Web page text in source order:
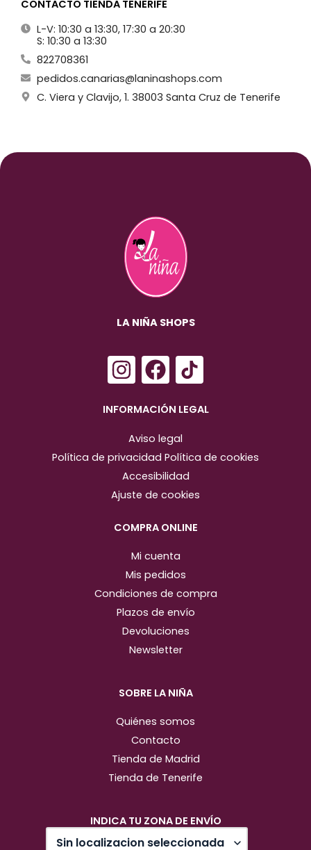
CONTACTO TIENDA TENERIFE
L-V: 10:30 a 13:30, 17:30 a 20:30
S: 10:30 a 13:30
822708361
pedidos.canarias@laninashops.com
C. Viera y Clavijo, 1. 38003 Santa Cruz de Tenerife
LA NIÑA SHOPS
I
n
s
a
g
r
m
F
a
c
e
b
o
o
INFORMACIÓN LEGAL
Aviso legal
Política de privacidad Política de cookies
Accesibilidad
Ajuste de cookies
COMPRA ONLINE
Mi cuenta
Mis pedidos
Condiciones de compra
Plazos de envío
Devoluciones
Newsletter
SOBRE LA NIÑA
Quiénes somos
Contacto
Tienda de Madrid
Tienda de Tenerife
INDICA TU ZONA DE ENVÍO